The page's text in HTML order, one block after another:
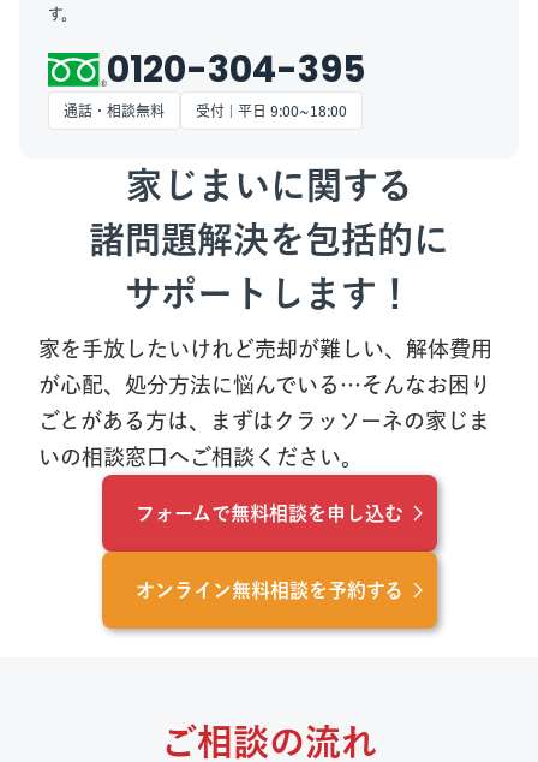
す。
0120-304-395
通話・相談無料 受付 | 平日 9:00~18:00
家じまいに関する
諸問題解決を包括的に
サポートします！
家を手放したいけれど売却が難しい、解体費用
が心配、処分方法に悩んでいる…そんなお困り
ごとがある方は、まずはクラッソーネの家じま
いの相談窓口へご相談ください。
フォームで無料相談を申し込む
オンライン無料相談を予約する
ご相談の流れ